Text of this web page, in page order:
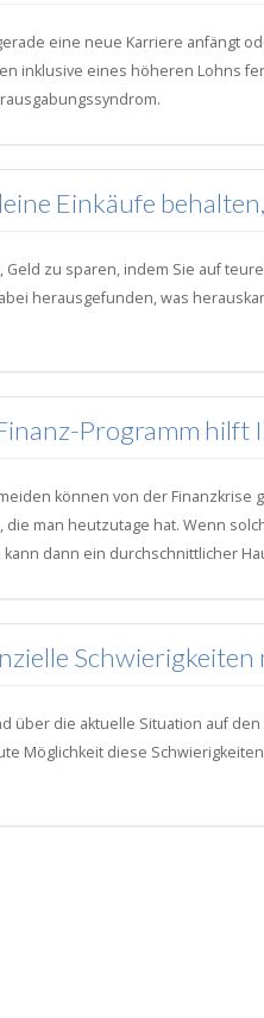
eine neue Karriere anfängt
inklusive eines höheren Lohns
Einkäufe
Geld zu sparen, indem Sie auf
herausgefunden, was
Programm hilft
können von der
man heutzutage hat. Wenn
dann ein durchschnittlicher
über die aktuelle Situation auf
Möglichkeit diese